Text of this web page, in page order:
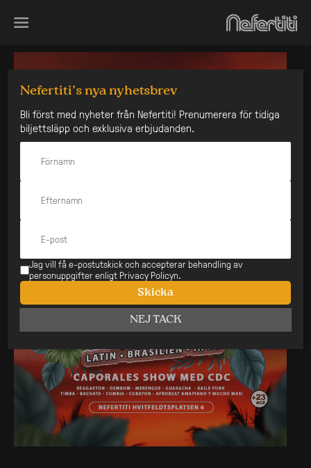
content
Nefertiti’s nya nyhetsbrev
Bli först med nyheter från Nefertiti! Prenumerera för tidiga
biljettsläpp och exklusiva erbjudanden.
Jag vill få e-postutskick och accepterar behandling av
personuppgifter enligt Privacy Policyn.
Skicka
NEJ TACK